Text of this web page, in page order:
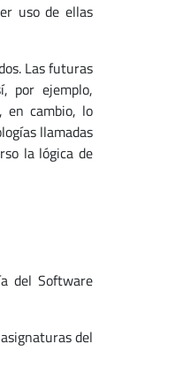
uso de ellas
Las futuras
por ejemplo,
en cambio, lo
llamadas
la lógica de
del Software
del